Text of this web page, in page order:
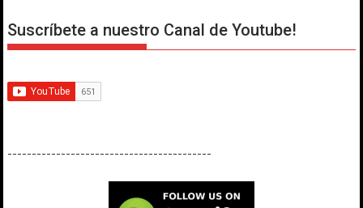
Suscríbete a nuestro Canal de Youtube!
------------------------------------------